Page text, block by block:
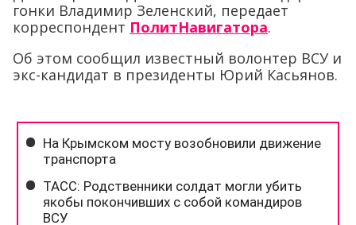
гонки Владимир Зеленский, передает
корреспондент ПолитНавигатора.
Об этом сообщил известный волонтер ВСУ и
экс-кандидат в президенты Юрий Касьянов.